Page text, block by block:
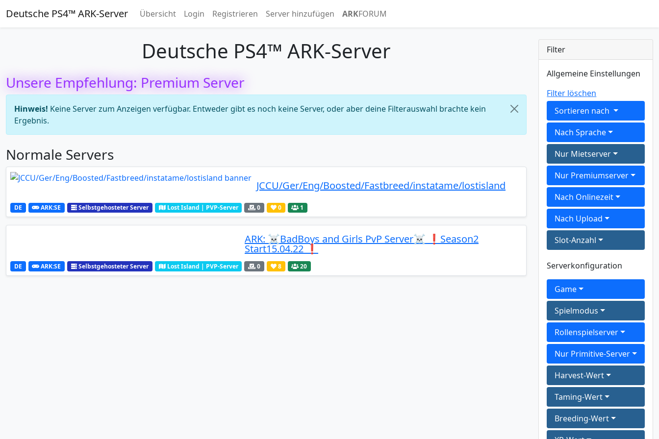
Deutsche PS4™ ARK-Server Übersicht Login Registrieren Server hinzufügen ARKFORUM
Deutsche PS4™ ARK-Server
Unsere Empfehlung: Premium Server
Hinweis! Keine Server zum Anzeigen verfügbar. Entweder gibt es noch keine Server, oder aber deine Filterauswahl brachte kein
Ergebnis.
Normale Servers
JCCU/Ger/Eng/Boosted/Fastbreed/instatame/lostisland
DE ARK:SE Selbstgehosteter Server Lost Island | PVP-Server 0 0 1
ARK: ☠️BadBoys and Girls PvP Server☠️ ❗️Season2
Start15.04.22 ❗️
DE ARK:SE Selbstgehosteter Server Lost Island | PVP-Server 0 8 20
Filter
Allgemeine Einstellungen
Filter löschen
Sortieren nach
Nach Sprache
Nur Mietserver
Nur Premiumserver
Nach Onlinezeit
Nach Upload
Slot-Anzahl
Serverkonfiguration
Game
Spielmodus
Rollenspielserver
Nur Primitive-Server
Harvest-Wert
Taming-Wert
Breeding-Wert